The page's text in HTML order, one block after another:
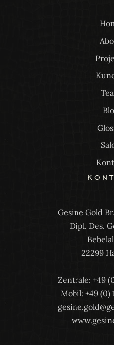
Gesine Gold
Dipl. Des.
22299
Zentrale: +49
Mobil: +49 (0)